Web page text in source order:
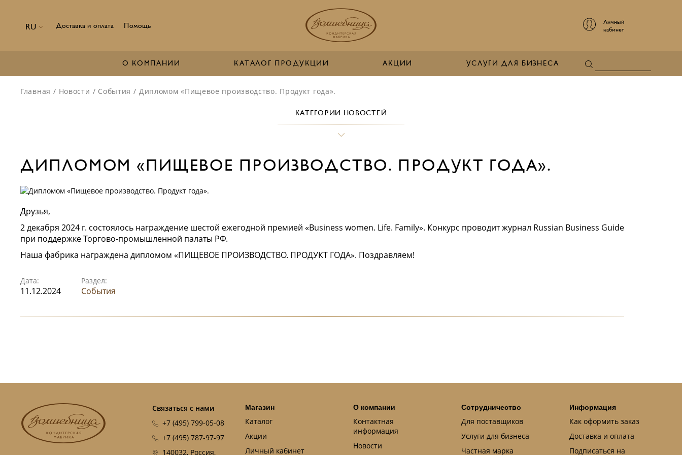
RU Доставка и оплата Помощь
Личный
кабинет
О КОМПАНИИ КАТАЛОГ ПРОДУКЦИИ АКЦИИ УСЛУГИ ДЛЯ БИЗНЕСА
Главная / Новости / События / Дипломом «Пищевое производство. Продукт года».
ДИПЛОМОМ «ПИЩЕВОЕ ПРОИЗВОДСТВО. ПРОДУКТ ГОДА».
Друзья,
2 декабря 2024 г. состоялось награждение шестой ежегодной премией «Business women. Life. Family». Конкурс проводит журнал Russian Business Guide
при поддержке Торгово-промышленной палаты РФ.
Наша фабрика награждена дипломом «ПИЩЕВОЕ ПРОИЗВОДСТВО. ПРОДУКТ ГОДА». Поздравляем!
Дата:
11.12.2024
Раздел:
События
КАТЕГОРИИ НОВОСТЕЙ
Связаться с нами
+7 (495) 799-05-08
+7 (495) 787-97-97
140032, Россия,
Магазин
Каталог
Акции
Личный кабинет
О компании
Контактная
информация
Новости
Сотрудничество
Для поставщиков
Услуги для бизнеса
Частная марка
Информация
Как оформить заказ
Доставка и оплата
Подписаться на